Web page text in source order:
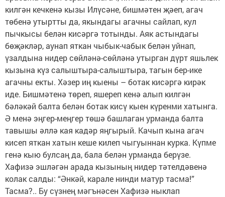
килгән кечкенә кызы Илүсәне, бишмәтен җәеп, агач
төбенә утыртты да, якындагы агачны сайлап, кул
пычкысы белән кисәргә тотынды. Аяк астындагы
бөҗәкләр, аунап яткан чыбык-чабык белән уйнап,
үзалдына нидер сөйләнә-сөйләнә утырган дүрт яшьлек
кызына күз салыштыра-салыштыра, тагын бер-ике
агачны екты. Хәзер иң кыены – ботак кисәргә кирәк
иде. Бишмәтенә төреп, яшереп кенә алып килгән
бәләкәй балта белән ботак кисү кыен күренми хатынга.
Ә менә эңгер-меңгер төшә башлаган урманда балта
тавышы әллә кая кадәр яңгырый. Качып кына агач
кисеп яткан хатын кеше килеп чыгуыннан курка. Күпме
генә кыю булсаң да, бала белән урманда берүзе.
Хафизә эшләгән арада кызының нидер тәтелдәвенә
колак салды: “Әнкәй, карале нинди матур тасма!”
Тасма?.. Бу сүзнең мәгънәсен Хафизә ныклап